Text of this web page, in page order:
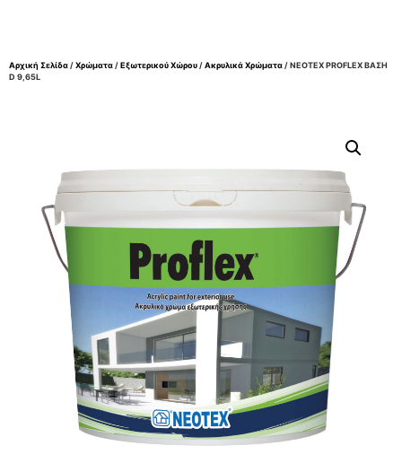
Αρχική Σελίδα/Χρώματα/Εξωτερικού Χώρου/Ακρυλικά Χρώματα/ NEOTEX PROFLEX ΒΑΣΗ
D 9,65L